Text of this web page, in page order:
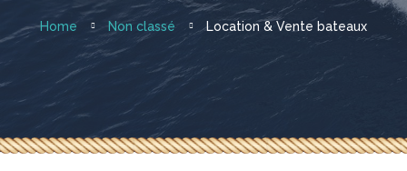
Home Non classé Location & Vente bateaux